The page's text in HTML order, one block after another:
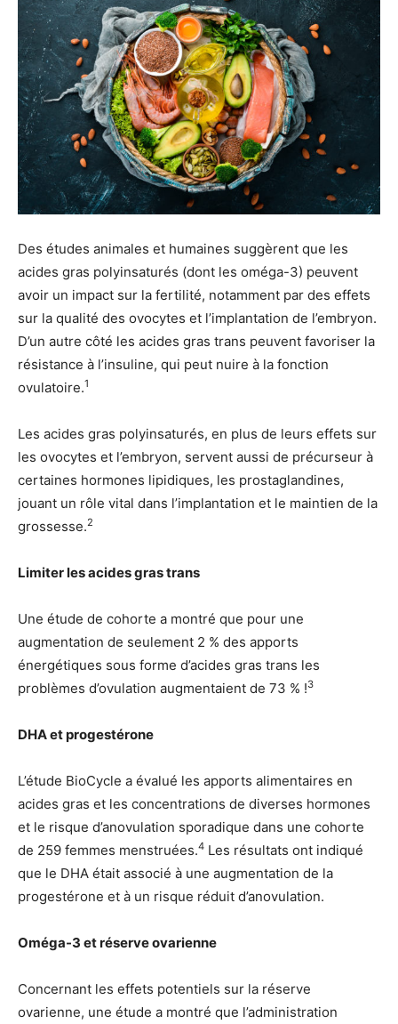
Des études animales et humaines suggèrent que les
acides gras polyinsaturés (dont les oméga-3) peuvent
avoir un impact sur la fertilité, notamment par des effets
sur la qualité des ovocytes et l’implantation de l’embryon.
D’un autre côté les acides gras trans peuvent favoriser la
résistance à l’insuline, qui peut nuire à la fonction
ovulatoire.1
Les acides gras polyinsaturés, en plus de leurs effets sur
les ovocytes et l’embryon, servent aussi de précurseur à
certaines hormones lipidiques, les prostaglandines,
jouant un rôle vital dans l’implantation et le maintien de la
grossesse.2
Limiter les acides gras trans
Une étude de cohorte a montré que pour une
augmentation de seulement 2 % des apports
énergétiques sous forme d’acides gras trans les
problèmes d’ovulation augmentaient de 73 % !3
DHA et progestérone
L’étude BioCycle a évalué les apports alimentaires en
acides gras et les concentrations de diverses hormones
et le risque d’anovulation sporadique dans une cohorte
de 259 femmes menstruées.4 Les résultats ont indiqué
que le DHA était associé à une augmentation de la
progestérone et à un risque réduit d’anovulation.
Oméga-3 et réserve ovarienne
Concernant les effets potentiels sur la réserve
ovarienne, une étude a montré que l’administration